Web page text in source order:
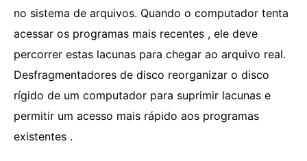
no sistema de arquivos. Quando o computador tenta
acessar os programas mais recentes , ele deve
percorrer estas lacunas para chegar ao arquivo real.
Desfragmentadores de disco reorganizar o disco
rígido de um computador para suprimir lacunas e
permitir um acesso mais rápido aos programas
existentes .